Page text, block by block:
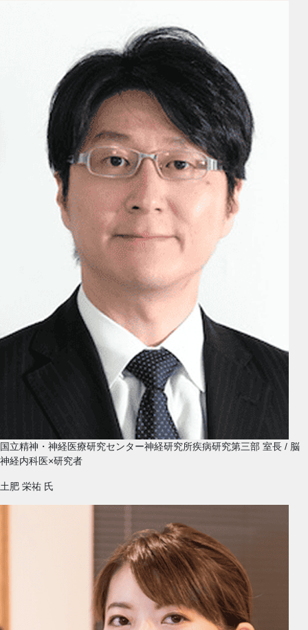
国立精神・神経医療研究センター神経研究所疾病研究第三部 室長 / 脳
神経内科医×研究者
土肥 栄祐 氏